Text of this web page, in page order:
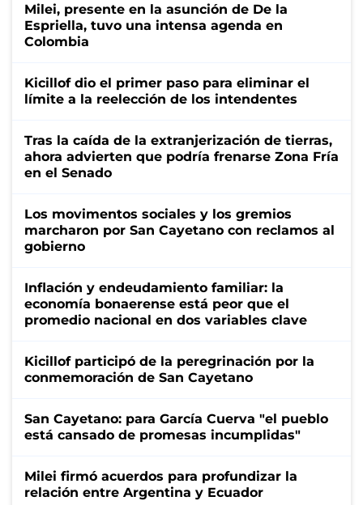
Milei, presente en la asunción de De la
Espriella, tuvo una intensa agenda en
Colombia
Kicillof dio el primer paso para eliminar el
límite a la reelección de los intendentes
Tras la caída de la extranjerización de tierras,
ahora advierten que podría frenarse Zona Fría
en el Senado
Los movimentos sociales y los gremios
marcharon por San Cayetano con reclamos al
gobierno
Inflación y endeudamiento familiar: la
economía bonaerense está peor que el
promedio nacional en dos variables clave
Kicillof participó de la peregrinación por la
conmemoración de San Cayetano
San Cayetano: para García Cuerva "el pueblo
está cansado de promesas incumplidas"
Milei firmó acuerdos para profundizar la
relación entre Argentina y Ecuador